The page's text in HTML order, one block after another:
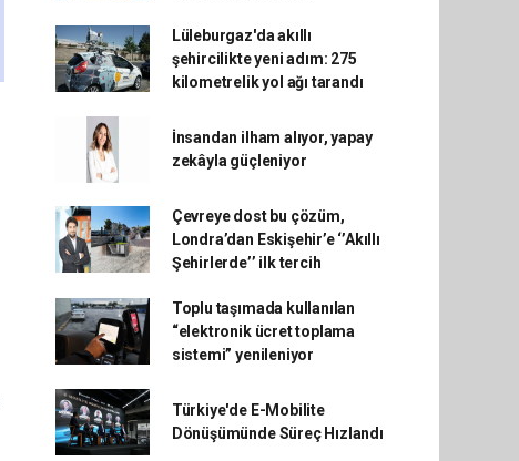
Lüleburgaz'da akıllı
şehircilikte yeni adım: 275
kilometrelik yol ağı tarandı
İnsandan ilham alıyor, yapay
zekâyla güçleniyor
Çevreye dost bu çözüm,
Londra’dan Eskişehir’e ‘’Akıllı
Şehirlerde’’ ilk tercih
Toplu taşımada kullanılan
“elektronik ücret toplama
sistemi” yenileniyor
Türkiye'de E-Mobilite
Dönüşümünde Süreç Hızlandı